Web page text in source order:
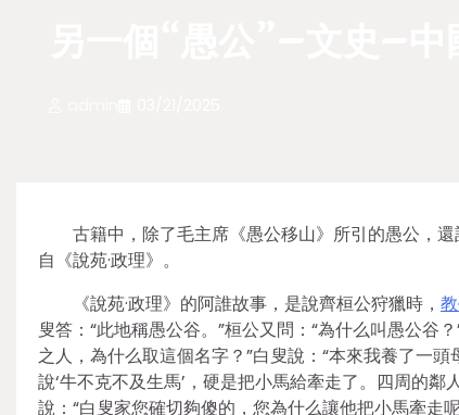
古籍中，除了毛主席《愚公移山》所引的愚公，
自《說苑·政理》。
《說苑·政理》的阿誰故事，是說齊桓公狩獵時，
叟答：“此地稱愚公谷。”桓公又問：“為什么叫愚公谷
之人，為什么取這個名字？”白叟說：“本來我養了一
說‘牛不克不及生馬’，硬是把小馬給牽走了。四周的
說：“白叟家您確切夠傻的，您為什么讓他把小馬牽走